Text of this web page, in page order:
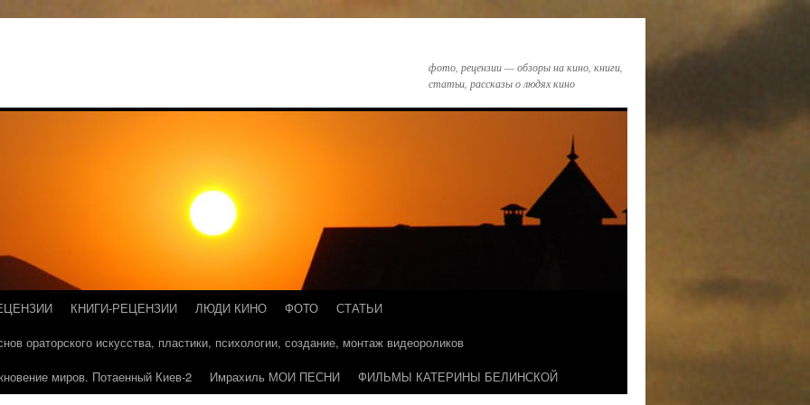
фото, рецензии — обзоры на кино, книги,
статьи, рассказы о людях кино
КНИГИ-РЕЦЕНЗИИ ЛЮДИ КИНО ФОТО
СТАТЬИ
ораторского искусства, пластики, психологии, создание, монтаж видеороликов
миров. Потаенный Киев-2
Имрахиль МОИ ПЕСНИ ФИЛЬМЫ КАТЕРИНЫ БЕЛИНСКОЙ